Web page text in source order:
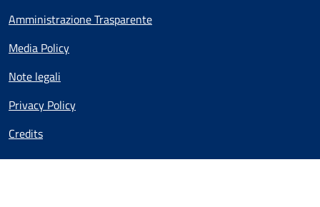
Amministrazione Trasparente
Media Policy
Note legali
Privacy Policy
Credits